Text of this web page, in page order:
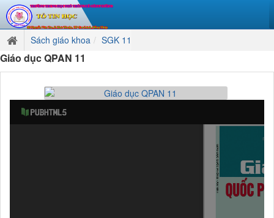
Sách giáo khoa SGK 11
Giáo dục QPAN 11